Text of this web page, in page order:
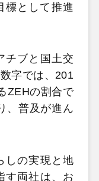
標として推進
チブと国土交
字では、201
ZEHの割合で
、普及が進ん
しの実現と地
す両社は、お